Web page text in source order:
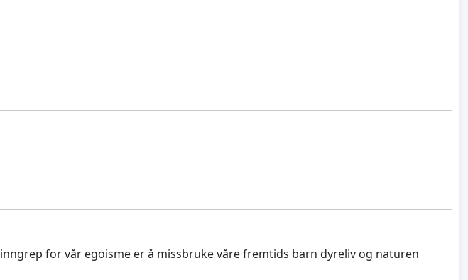
for vår egoisme er å missbruke våre fremtids barn dyreliv og naturen